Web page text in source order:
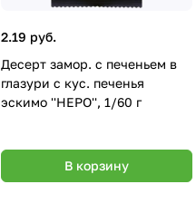
2.19 руб.
Десерт замор. с печеньем в
глазури с кус. печенья
эскимо ''НЕРО'', 1/60 г
В корзину